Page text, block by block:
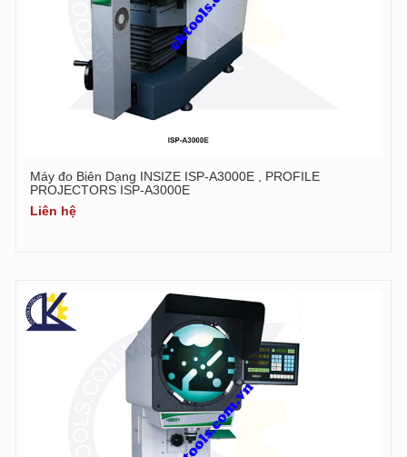
Máy đo Biên Dạng INSIZE ISP-A3000E , PROFILE
PROJECTORS ISP-A3000E
Liên hệ